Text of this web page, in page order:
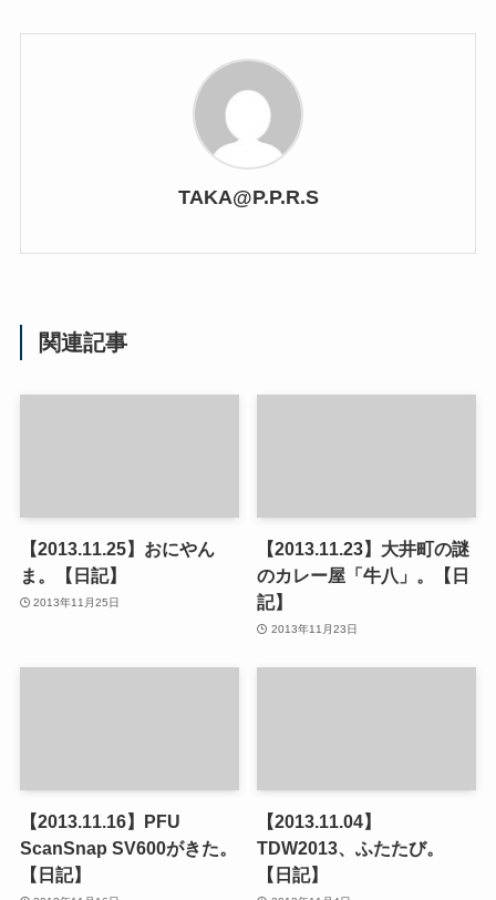
TAKA@P.P.R.S
関連記事
【2013.11.25】おにやん
ま。【日記】
2013年11月25日
【2013.11.23】大井町の謎
のカレー屋「牛八」。【日
記】
2013年11月23日
【2013.11.16】PFU
ScanSnap SV600がきた。
【日記】
【2013.11.04】
TDW2013、ふたたび。
【日記】